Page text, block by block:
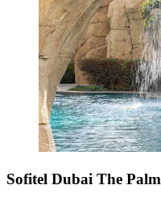
Sofitel Dubai The